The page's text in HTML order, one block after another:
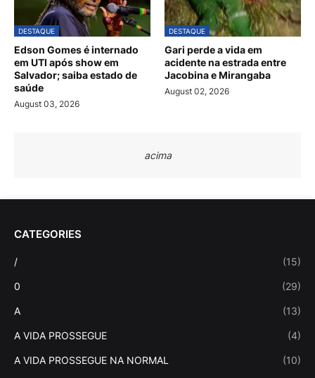
DESTAQUE
Edson Gomes é internado
em UTI após show em
Salvador; saiba estado de
saúde
August 03, 2026
DESTAQUE
Gari perde a vida em
acidente na estrada entre
Jacobina e Mirangaba
August 02, 2026
acima
CATEGORIES
/ (15)
0 (29)
A (13)
A VIDA PROSSEGUE (4)
A VIDA PROSSEGUE NA NORMAL (10)